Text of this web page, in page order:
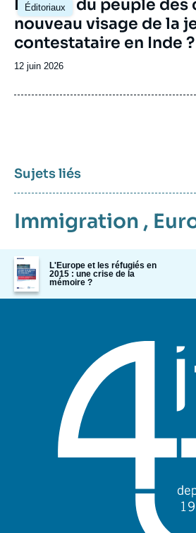
Éditoriaux
principale
Le Parti du peuple des
nouveau visage de la
contestataire en Inde ?
Date
publication
12 juin 2026
Sujets liés
Immigration ,
Image
de
couverture
de
L'Europe et les réfugiés en
2015 : une crise de la
mémoire ?